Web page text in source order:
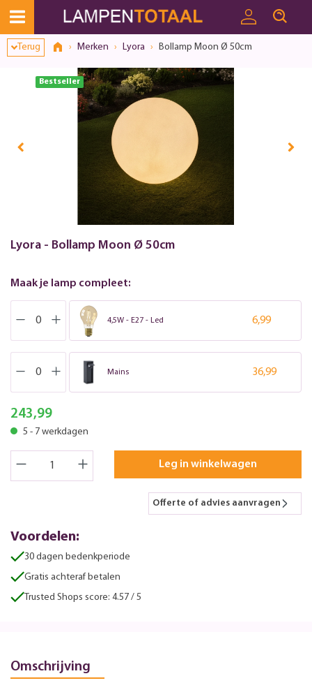
Terug Merken Lyora Bollamp Moon Ø 50cm
Bestseller
Lyora - Bollamp Moon Ø 50cm
Maak je lamp compleet:
4,5W - E27 - Led 6,99
Mains 36,99
243,99
5 - 7 werkdagen
Leg in winkelwagen
Offerte of advies aanvragen
Voordelen:
30 dagen bedenkperiode
Gratis achteraf betalen
Trusted Shops score: 4.57 / 5
Omschrijving